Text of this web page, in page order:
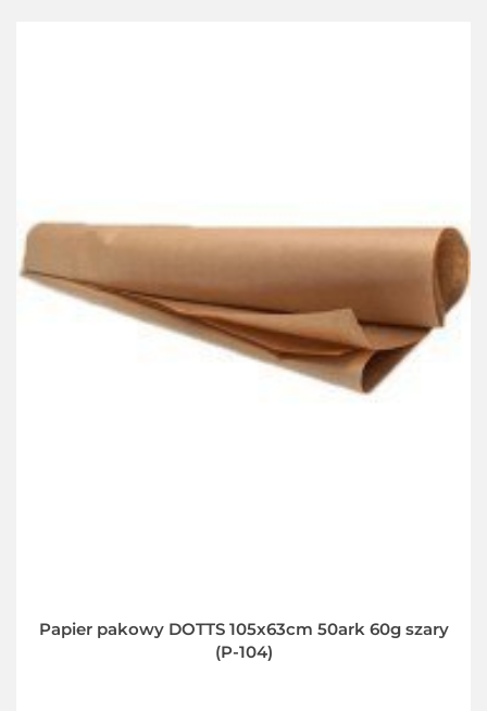
Papier pakowy DOTTS 105x63cm 50ark 60g szary
(P-104)